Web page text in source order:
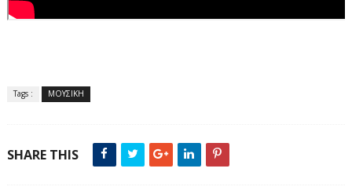
Tags : ΜΟΥΣΙΚΗ
SHARE THIS